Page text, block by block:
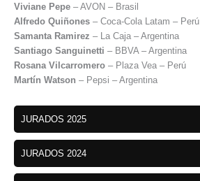
Viviane Pepe – AVON – Brasil
Alfredo Quiñones – Coca-Cola Latam – Perú
Samanta Ramirez – La Caja – Argentina
Santiago Sanguinetti – BBVA – Argentina
Rosana Vilcarromero – Plaza Vea – Perú
Martín Watson – Pepsi – Argentina
JURADOS 2025
JURADOS 2024